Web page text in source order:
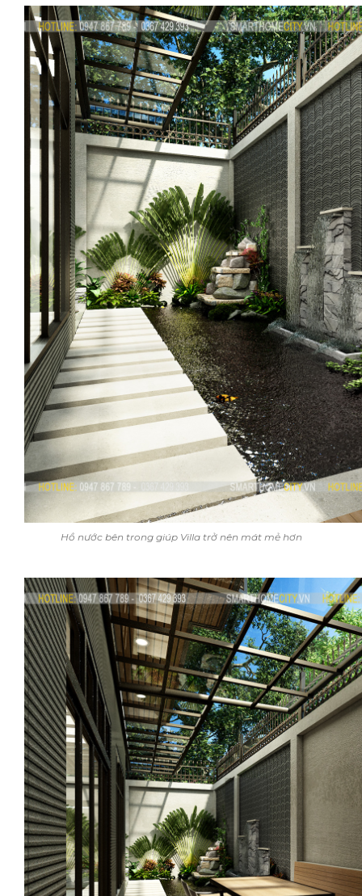
Hồ nước bên trong giúp Villa trở nên mát mẻ hơn